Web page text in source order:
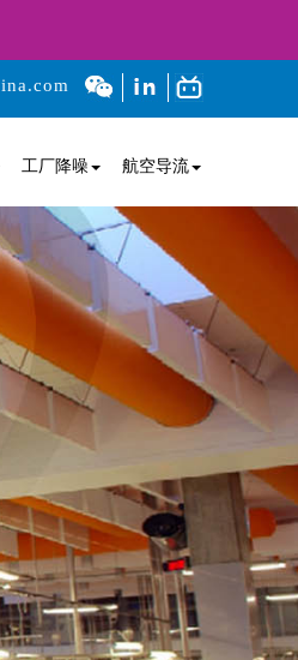
工厂降噪 航空导流